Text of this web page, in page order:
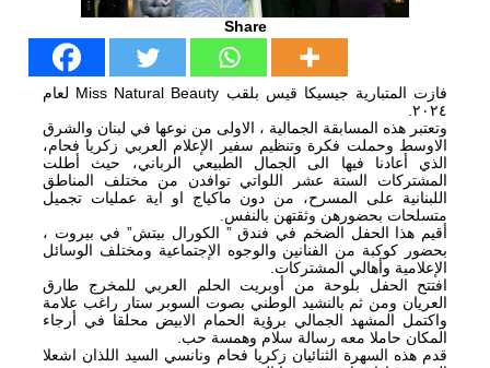
Share
فازت المتبارية جيسيكا قيس بلقب Miss Natural Beauty لعام
٢٠٢٤.
وتعتبر هذه المسابقة الجمالية ، الاولى من نوعها في لبنان والشرق
الاوسط وحملت فكرة وتنظيم سفير الإعلام العربي زكريا فحام،
الذي أعادنا فيها الى الجمال الطبيعي الرباني، حيث أطلت
المشتركات الستة عشر اللواتي توافدن من مختلف المناطق
اللبنانية على المسرح، من دون ماكياج او اية عمليات تجميل
متسلحات بحضورهن وثقتهن بالنفس.
أقيم هذا الحفل الضخم في فندق ” الكورال بيتش” في بيروت ،
بحضور كوكبة من الفنانين والوجوه الإجتماعية ومختلف الوسائل
الإعلامية وأهالي المشتركات.
افتتح الحفل بلوحة من أوبريت الحلم العربي للمخرج طارق
العريان ومن ثم بالنشيد الوطني بصوت السوبر ستار راغب علامة
واكتمل المشهد الجمالي برؤية الحمام الابيض محلقا في أرجاء
المكان حاملا معه رسالة سلام وهمسة حب.
قدم هذه السهرة الثنائيان زكريا فحام ونانسي السيد اللذان اشعلا